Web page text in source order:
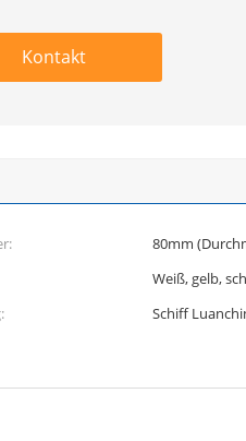
Kontakt
80mm
Weiß, gelb,
Schiff